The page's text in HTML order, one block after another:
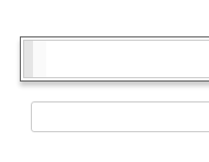
2月 (2)
5月 (2)
3月 (2)
1月 (2)
7月 (3)
5月 (2)
4月 (4)
3月 (2)
7月 (1)
6月 (4)